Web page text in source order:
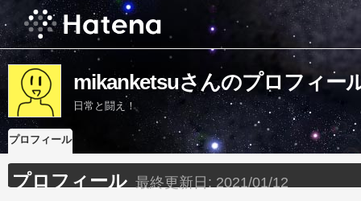
mikanketsuさんのプロフィー
日常と闘え！
プロフィール
プロフィール 最終更新日: 2021/01/12